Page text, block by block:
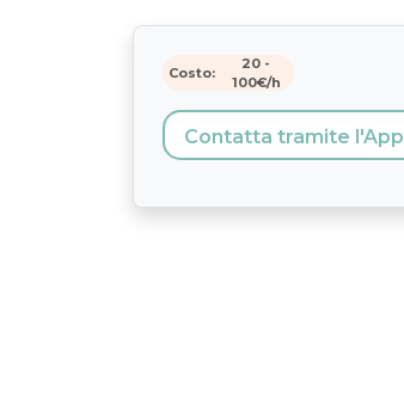
Costo:
20 -
100€/h
Contatta tramite l'App